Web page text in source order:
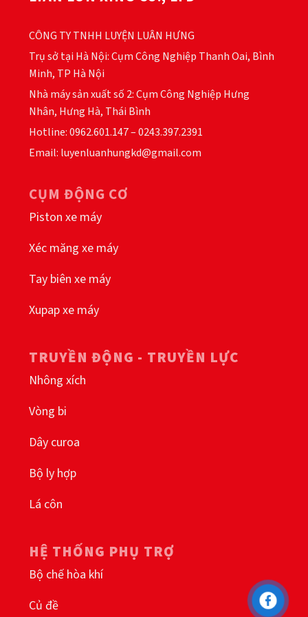
chọn
trên
trang
phẩm
chọn
trên
phẩm
CÔNG TY TNHH LUYỆN LUÂN HƯNG
Trụ sở tại Hà Nội: Cụm Công Nghiệp Thanh Oai, Bình
Minh, TP Hà Nội
Nhà máy sản xuất số 2: Cụm Công Nghiệp Hưng
Nhân, Hưng Hà, Thái Bình
Hotline: 0962.601.147 – 0243.397.2391
Email: luyenluanhungkd@gmail.com
CỤM ĐỘNG CƠ
Piston xe máy
Xéc măng xe máy
Tay biên xe máy
Xupap xe máy
TRUYỀN ĐỘNG - TRUYỀN LỰC
Nhông xích
Vòng bi
Dây curoa
Bộ ly hợp
Lá côn
HỆ THỐNG PHỤ TRỢ
Bộ chế hòa khí
Củ đề